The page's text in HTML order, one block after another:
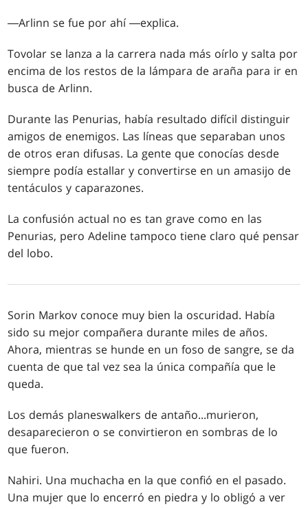
―Arlinn se fue por ahí ―explica.
Tovolar se lanza a la carrera nada más oírlo y salta por
encima de los restos de la lámpara de araña para ir en
busca de Arlinn.
Durante las Penurias, había resultado difícil distinguir
amigos de enemigos. Las líneas que separaban unos
de otros eran difusas. La gente que conocías desde
siempre podía estallar y convertirse en un amasijo de
tentáculos y caparazones.
La confusión actual no es tan grave como en las
Penurias, pero Adeline tampoco tiene claro qué pensar
del lobo.
Sorin Markov conoce muy bien la oscuridad. Había
sido su mejor compañera durante miles de años.
Ahora, mientras se hunde en un foso de sangre, se da
cuenta de que tal vez sea la única compañía que le
queda.
Los demás planeswalkers de antaño...murieron,
desaparecieron o se convirtieron en sombras de lo
que fueron.
Nahiri. Una muchacha en la que confió en el pasado.
Una mujer que lo encerró en piedra y lo obligó a ver